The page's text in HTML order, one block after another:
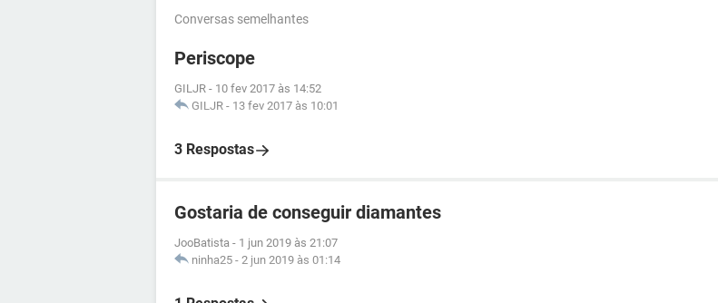
Conversas semelhantes
Periscope
GILJR - 10 fev 2017 às 14:52
GILJR - 13 fev 2017 às 10:01
3 Respostas
Gostaria de conseguir diamantes
JooBatista - 1 jun 2019 às 21:07
ninha25 - 2 jun 2019 às 01:14